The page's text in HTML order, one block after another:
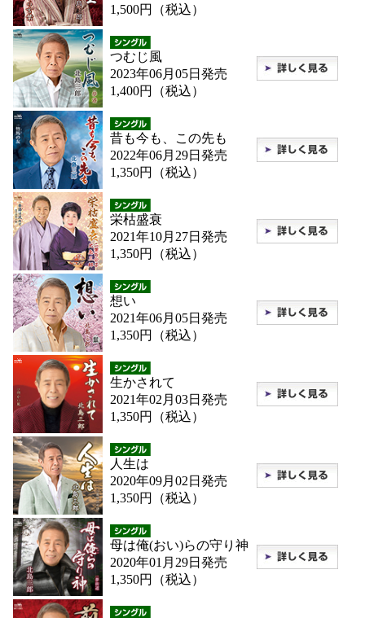
1,500円（税込）
つむじ風
2023年06月05日発売
1,400円（税込）
昔も今も、この先も
2022年06月29日発売
1,350円（税込）
栄枯盛衰
2021年10月27日発売
1,350円（税込）
想い
2021年06月05日発売
1,350円（税込）
生かされて
2021年02月03日発売
1,350円（税込）
人生は
2020年09月02日発売
1,350円（税込）
母は俺(おい)らの守り神
2020年01月29日発売
1,350円（税込）